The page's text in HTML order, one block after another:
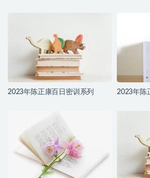
2023年陈正康百日密训系列 2023年陈